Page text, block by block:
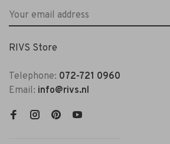
RIVS Store
Telephone: 072-721 0960
Email: info@rivs.nl